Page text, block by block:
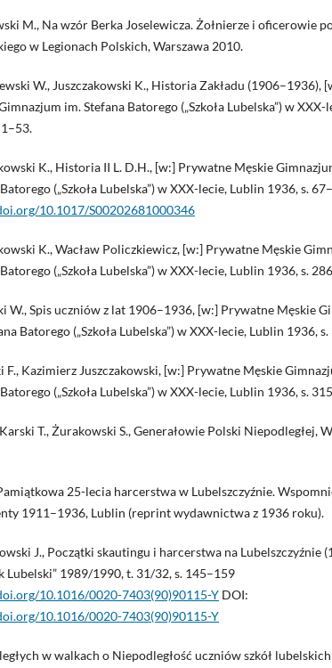
M., Na wzór Berka Joselewicza. Żołnierze i oficerowie
w Legionach Polskich, Warszawa 2010.
W., Juszczakowski K., Historia Zakładu (1906–1936),
im. Stefana Batorego („Szkoła Lubelska”) w
K., Historia II L. D.H., [w:] Prywatne Męskie
(„Szkoła Lubelska”) w XXX-lecie, Lublin 1936, s.
10.1017/S00202681000346
K., Wacław Policzkiewicz, [w:] Prywatne Męskie
(„Szkoła Lubelska”) w XXX-lecie, Lublin 1936, s.
W., Spis uczniów z lat 1906–1936, [w:] Prywatne Męskie
Batorego („Szkoła Lubelska”) w XXX-lecie, Lublin 1936,
F., Kazimierz Juszczakowski, [w:] Prywatne Męskie
(„Szkoła Lubelska”) w XXX-lecie, Lublin 1936, s.
T., Żurakowski S., Generałowie Polski Niepodległej,
25-lecia harcerstwa w Lubelszczyźnie.
1911–1936, Lublin (reprint wydawnictwa z 1936 roku).
J., Początki skautingu i harcerstwa na Lubelszczyźnie
Lubelski” 1989/1990, t. 31/32, s. 145–159
10.1016/0020-7403(90)90115-Y DOI:
10.1016/0020-7403(90)90115-Y
w walkach o Niepodległość uczniów szkół lubelskich